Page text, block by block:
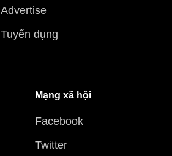
Advertise
Tuyển dụng
Mạng xã hội
Facebook
Twitter